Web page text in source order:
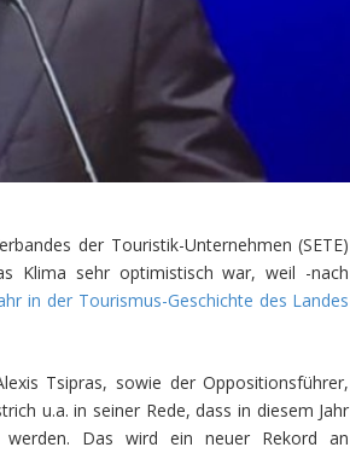
der Touristik-Unternehmen (SETE)
Klima sehr optimistisch war, weil -nach
in der Tourismus-Geschichte des Landes
Tsipras, sowie der Oppositionsführer,
u.a. in seiner Rede, dass in diesem Jahr
werden. Das wird ein neuer Rekord an